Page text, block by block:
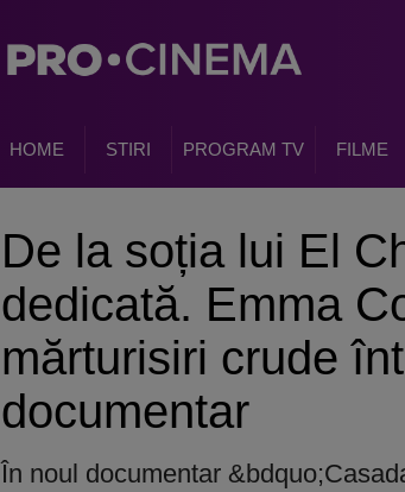
HOME STIRI PROGRAM TV FILME
De la soția lui El
dedicată. Emma
mărturisiri crude
documentar
În noul documentar